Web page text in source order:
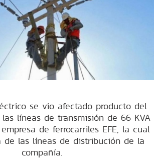
se vio afectado producto del
líneas de transmisión de 66 KVA
de ferrocarriles EFE, la cual
de las líneas de distribución de la
compañía.